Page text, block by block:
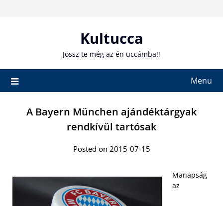
Kultucca
Jössz te még az én uccámba!!
Menu
A Bayern München ajándéktárgyak
rendkívül tartósak
Posted on 2015-07-15
Manapság
az